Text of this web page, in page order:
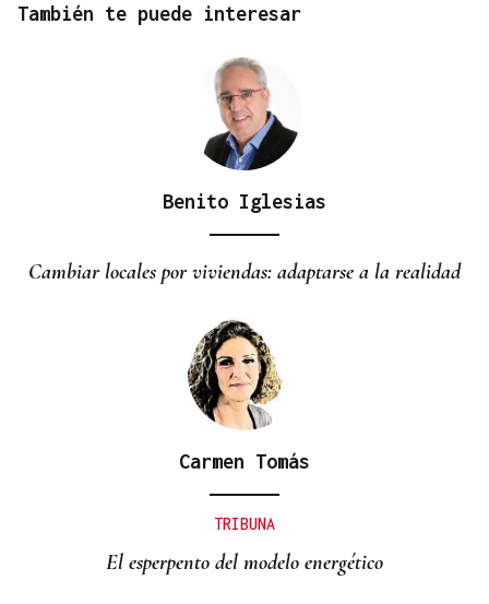
También te puede interesar
Benito Iglesias
Cambiar locales por viviendas: adaptarse a la realidad
Carmen Tomás
TRIBUNA
El esperpento del modelo energético